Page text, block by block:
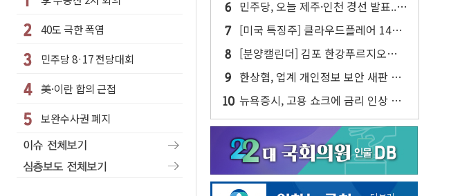
40도 극한 폭염
민주당 8·17 전당대회
美·이란 합의 근접
보완수사권 폐지
반색
민주당, 오늘 제주·인천 경선 발표...
김민석 '재역전' vs 정청래 '격차 확
대'
[미국 특징주] 클라우드플레어 14%
급등해 신고점...AI 지출 확대에 전망
상향
[분양캘린더] 김포 한강푸르지오리버
프론트 등 3284가구 분양
한상협, 업계 개인정보 보안 새판 짠
다…'자율규제단체' 타진
뉴욕증시, 고용 쇼크에 금리 인상 우
려 후퇴…S&P500 최고치